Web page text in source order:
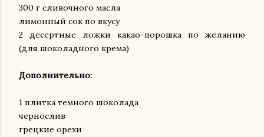
300 г сливочного масла
лимонный сок по вкусу
2 десертные ложки какао-порошка по желанию
(для шоколадного крема)
Дополнительно:
1 плитка темного шоколада
чернослив
грецкие орехи